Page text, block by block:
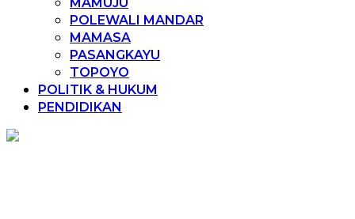
POLEWALI MANDAR
MAMASA
PASANGKAYU
TOPOYO
POLITIK & HUKUM
PENDIDIKAN